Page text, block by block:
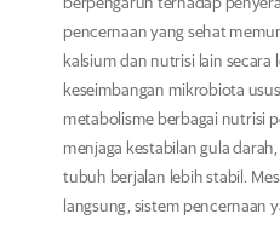
berpengaruh terhadap
pencernaan yang sehat
kalsium dan nutrisi lain secara
keseimbangan mikrobiota
metabolisme berbagai nutrisi
menjaga kestabilan gula
tubuh berjalan lebih stabil.
langsung, sistem pencernaan